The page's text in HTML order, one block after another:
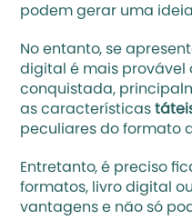
podem gerar uma
No entanto, se
digital é mais provável
conquistada,
as características
peculiares do formato
Entretanto, é preciso
formatos, livro digital
vantagens e não só